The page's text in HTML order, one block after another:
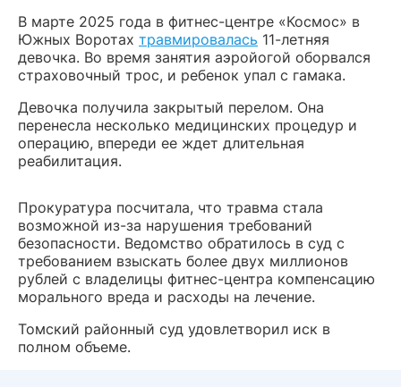
В марте 2025 года в фитнес-центре «Космос» в
Южных Воротах травмировалась 11-летняя
девочка. Во время занятия аэройогой оборвался
страховочный трос, и ребенок упал с гамака.
Девочка получила закрытый перелом. Она
перенесла несколько медицинских процедур и
операцию, впереди ее ждет длительная
реабилитация.
Прокуратура посчитала, что травма стала
возможной из-за нарушения требований
безопасности. Ведомство обратилось в суд с
требованием взыскать более двух миллионов
рублей с владелицы фитнес-центра компенсацию
морального вреда и расходы на лечение.
Томский районный суд удовлетворил иск в
полном объеме.